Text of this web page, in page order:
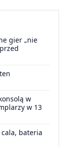
gier „nie
w
w 13
bateria